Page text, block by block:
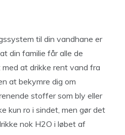
til din vandhane er
din familie får alle de
at drikke rent vand fra
at bekymre dig om
stoffer som bly eller
kun ro i sindet, men gør det
nok H2O i løbet af